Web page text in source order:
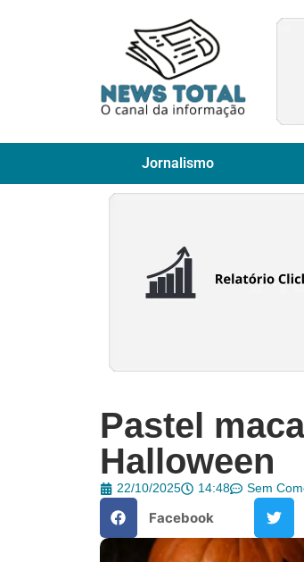
Jornalismo
Pastel
Halloween
22/10/2025 14:48 Sem
Facebook